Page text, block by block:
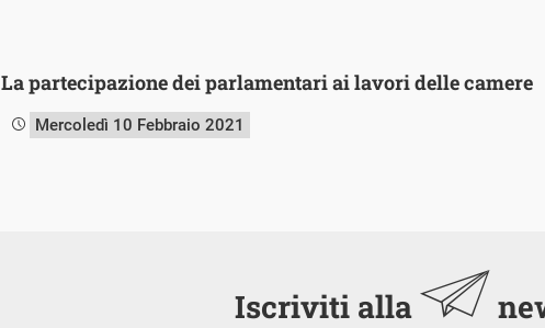
La partecipazione dei parlamentari ai lavori delle camere
Mercoledì 10 Febbraio 2021
Iscriviti alla